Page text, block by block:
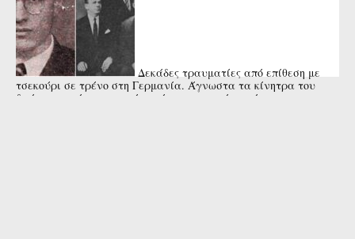
Δεκάδες τραυματίες από επίθεση με
τσεκούρι σε τρένο στη Γερμανία. Άγνωστα τα κίνητρα του
δράστη που έπεσε νεκρός από αστυνομικά πυρά